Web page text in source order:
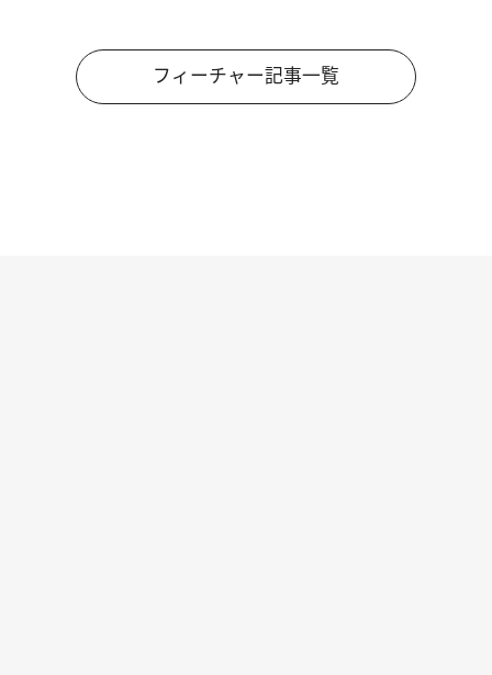
フィーチャー記事一覧